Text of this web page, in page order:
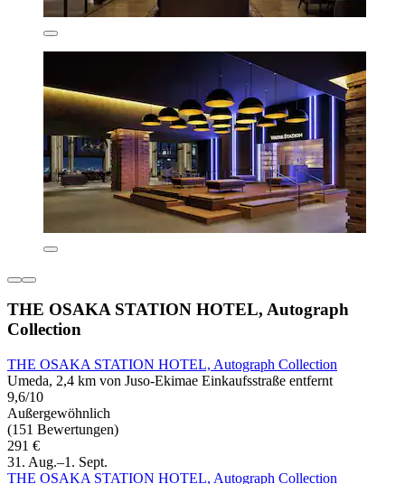
THE OSAKA STATION HOTEL, Autograph
Collection
THE OSAKA STATION HOTEL, Autograph Collection
Umeda, 2,4 km von Juso-Ekimae Einkaufsstraße entfernt
9,6/10
Außergewöhnlich
(151 Bewertungen)
291 €
31. Aug.–1. Sept.
THE OSAKA STATION HOTEL, Autograph Collection